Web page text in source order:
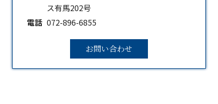
ス有馬202号
電話 072-896-6855
お問い合わせ